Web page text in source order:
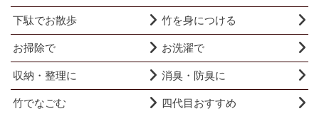
下駄でお散歩 竹を身につける
お掃除で お洗濯で
収納・整理に 消臭・防臭に
竹でなごむ 四代目おすすめ